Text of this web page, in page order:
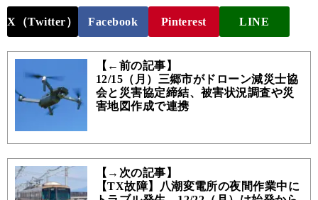
X（Twitter） Facebook Pinterest LINE
【←前の記事】
12/15（月）三郷市がドローン減災士協
会と災害協定締結、被害状況調査や災
害地図作成で連携
【→次の記事】
【TX故障】八潮変電所の夜間作業中に